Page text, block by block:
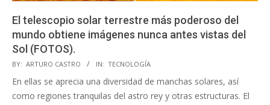
El telescopio solar terrestre más poderoso del
mundo obtiene imágenes nunca antes vistas del
Sol (FOTOS).
2023-
05-
BY: ARTURO CASTRO IN: TECNOLOGÍA
En ellas se aprecia una diversidad de manchas solares, así
como regiones tranquilas del astro rey y otras estructuras. El